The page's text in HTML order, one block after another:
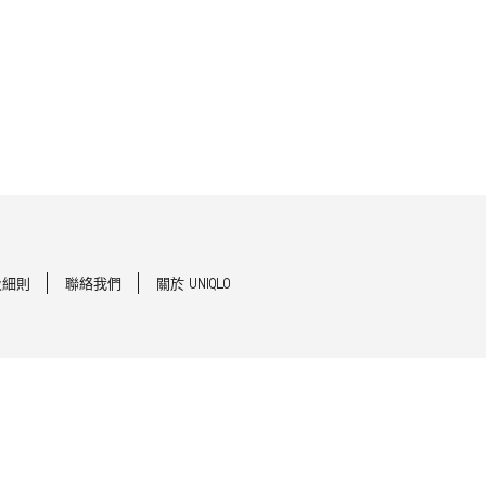
則 聯絡我們 關於 UNIQLO